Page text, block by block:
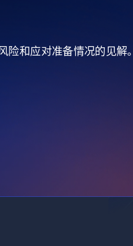
和应对准备情况的见解。